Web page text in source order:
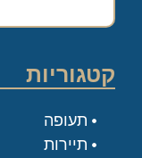
קטגוריות
תעופה
תיירות